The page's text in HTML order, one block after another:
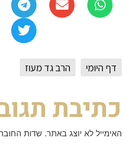
דף היומי הרב גד מעוז
כתיבת
האימייל לא יוצג באתר. שדות